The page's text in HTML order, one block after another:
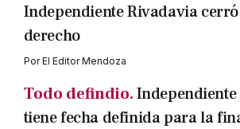
Independiente Rivadavia
derecho
PorEl Editor Mendoza
Todo defindio.
tiene fecha definida para la